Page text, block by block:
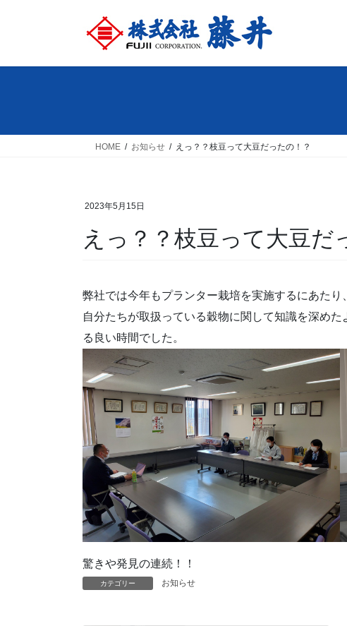
HOME お知らせ えっ？？枝豆って大豆だったの！？
2023年5月15日
えっ？？枝豆って大豆だ
弊社では今年もプランター栽培を実施するにあたり
自分たちが取扱っている穀物に関して知識を深め
る良い時間でした。
驚きや発見の連続！！
カテゴリー お知らせ